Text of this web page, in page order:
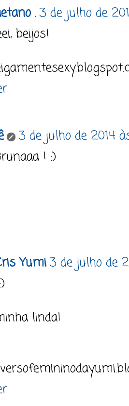
.3 de julho de
beijos!
3 de julho de 2014
! :)
Yumi3 de julho de
linda!